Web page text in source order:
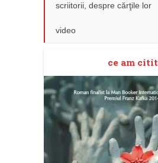
scriitorii, despre cărţile lor
video
ce am citit